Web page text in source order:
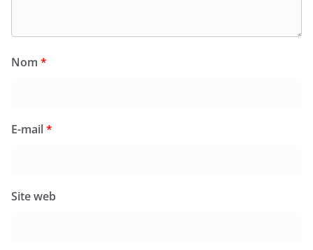
Nom *
E-mail*
Site web